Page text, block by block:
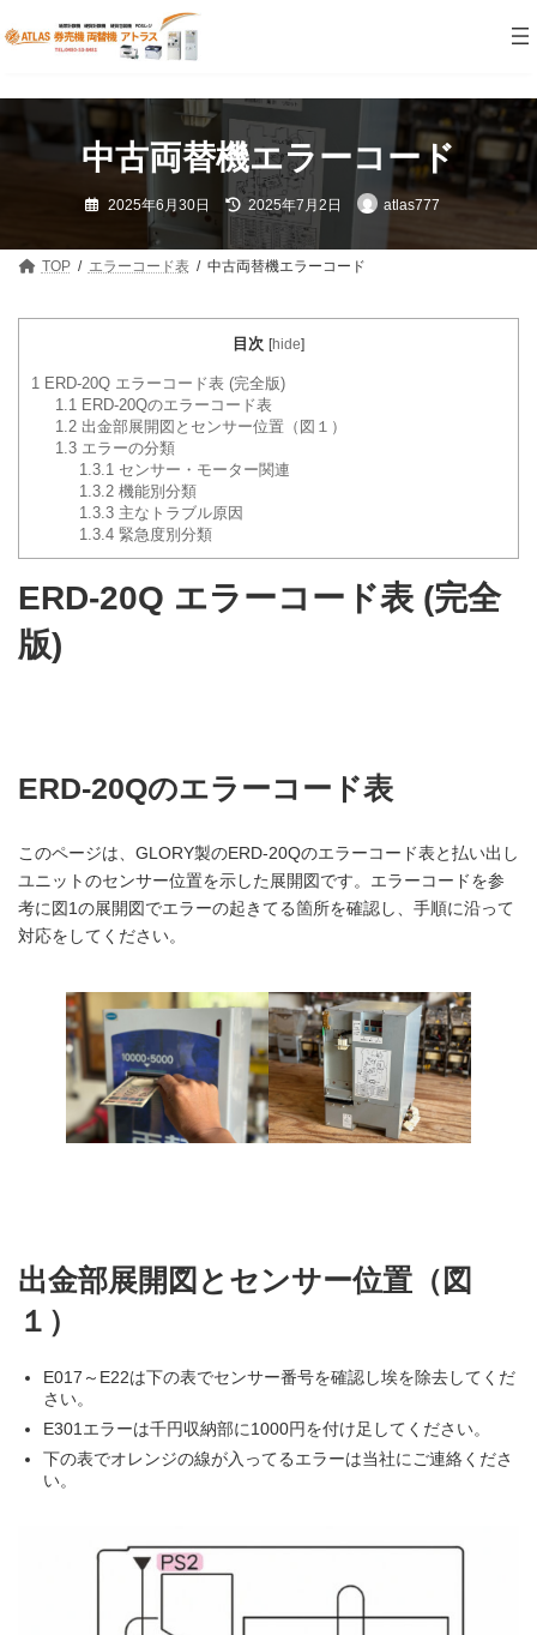
ン
テ
ツ
ビ
ゲ
シ
中古両替機エラーコード
2025年6月30日
最
終
更
日
時
2025年7月2日 atlas777
TOP エラーコード表 中古両替機エラーコード
目次 [hide]
1 ERD-20Q エラーコード表 (完全版)
1.1ERD-20Qのエラーコード表
1.2出金部展開図とセンサー位置（図１）
1.3エラーの分類
1.3.1センサー・モーター関連
1.3.2機能別分類
1.3.3主なトラブル原因
1.3.4緊急度別分類
ERD-20Q エラーコード表 (完全
版)
ERD-20Qのエラーコード表
このページは、GLORY製のERD-20Qのエラーコード表と払い出し
ユニットのセンサー位置を示した展開図です。エラーコードを参
考に図1の展開図でエラーの起きてる箇所を確認し、手順に沿って
対応をしてください。
出金部展開図とセンサー位置（図
１）
E017～E22は下の表でセンサー番号を確認し埃を除去してくだ
さい。
E301エラーは千円収納部に1000円を付け足してください。
下の表でオレンジの線が入ってるエラーは当社にご連絡くださ
い。